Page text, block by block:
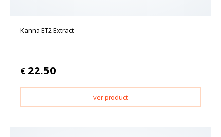
Kanna ET2 Extract
€ 22.50
ver product